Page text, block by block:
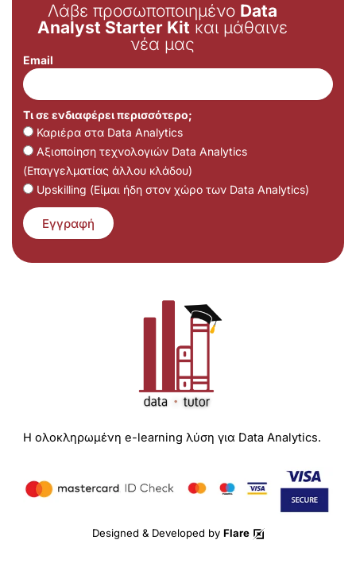
Λάβε προσωποποιημένο Data
Analyst Starter Kit και μάθαινε
νέα μας
Email
Τι σε ενδιαφέρει περισσότερο;
Καριέρα στα Data Analytics
Αξιοποίηση τεχνολογιών Data Analytics
(Επαγγελματίας άλλου κλάδου)
Upskilling (Είμαι ήδη στον χώρο των Data Analytics)
Εγγραφή
Η ολοκληρωμένη e-learning λύση για Data Analytics.
Designed & Developed by Flare